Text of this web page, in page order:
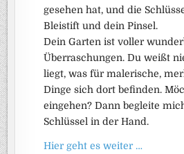
gesehen hat, und die
Bleistift und dein Pinsel.
Dein Garten ist voller
Überraschungen. Du weißt
liegt, was für malerische,
Dinge sich dort befinden.
eingehen? Dann begleite
Schlüssel in der Hand.
Hier geht es weiter …